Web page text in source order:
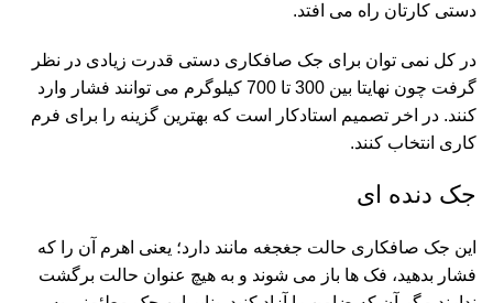
دستی کارتان راه می افتد.
در کل نمی توان برای جک صافکاری دستی قدرت زیادی در نظر
گرفت چون نهایتا بین 300 تا 700 کیلوگرم می توانند فشار وارد
کنند. در اخر تصمیم استادکار است که بهترین گزینه را برای فرم
کاری انتخاب کنند.
جک دنده ای
این جک صافکاری حالت جغجغه مانند دارد؛ یعنی اهرم آن را که
فشار بدهید، فک ها باز می شوند و به هیچ عنوان حالت برگشت